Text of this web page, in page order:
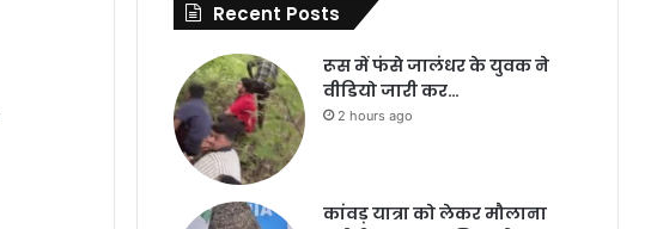
Recent Posts
रूस में फंसे जालंधर के युवक ने
वीडियो जारी कर…
2 hours ago
कांवड़ यात्रा को लेकर मौलाना